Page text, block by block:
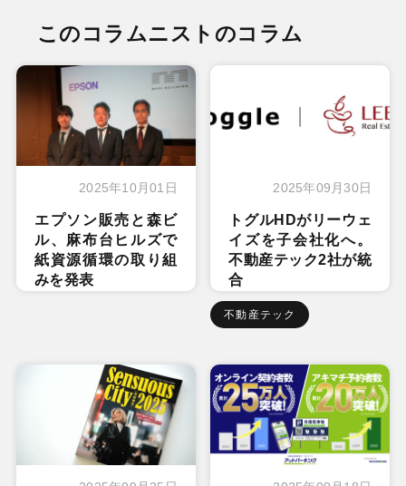
このコラムニストのコラム
2025年10月01日
エプソン販売と森ビ
ル、麻布台ヒルズで
紙資源循環の取り組
みを発表
2025年09月30日
トグルHDがリーウェ
イズを子会社化へ。
不動産テック2社が統
合
不動産テック